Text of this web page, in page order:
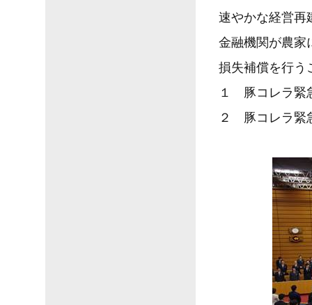
速やかな経営再
金融機関が農家
損失補償を行う
１ 豚コレラ緊
２ 豚コレラ緊